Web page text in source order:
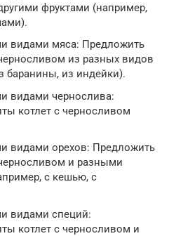
фруктами (например,
видами мяса: Предложить
из разных видов
баранины, из индейки).
видами чернослива:
котлет с черносливом
видами орехов: Предложить
и разными
с кешью, с
видами специй:
котлет с черносливом и